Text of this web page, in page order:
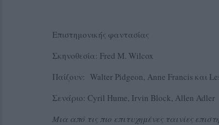
Επιστημονικής φαντασίας
Σκηνοθεσία: Fred M. Wilcox
Παίζουν: Walter Pidgeon, Anne Francis και
Σενάριο: Cyril Hume, Irvin Block, Allen Adler
Μια από τις πιο επιτυχημένες ταινίες